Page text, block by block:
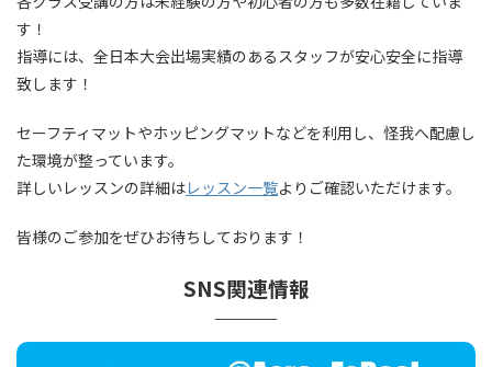
す！
指導には、全日本大会出場実績のあるスタッフが安心安全に指導
致します！
セーフティマットやホッピングマットなどを利用し、怪我へ配慮し
た環境が整っています。
詳しいレッスンの詳細はレッスン一覧よりご確認いただけます。
皆様のご参加をぜひお待ちしております！
SNS関連情報